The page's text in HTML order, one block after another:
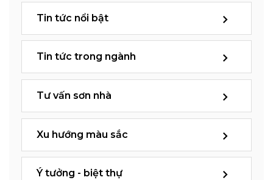
Tin tức nổi bật
Tin tức trong ngành
Tư vấn sơn nhà
Xu hướng màu sắc
Ý tưởng - biệt thự